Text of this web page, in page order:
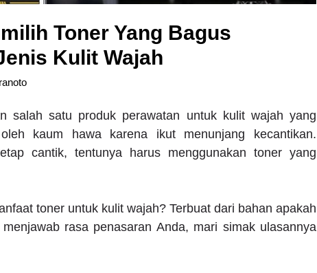
Toner Yang Bagus
Kulit Wajah
salah satu produk perawatan untuk kulit wajah yang
kaum hawa karena ikut menunjang kecantikan.
cantik, tentunya harus menggunakantoner yang
toner untuk kulit wajah? Terbuat dari bahan apakah
rasa penasaran Anda, mari simak ulasannya